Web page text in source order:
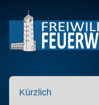
Kürzlich